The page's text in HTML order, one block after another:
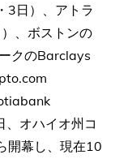
3日）、アトラ
、ボストンの
クのBarclays
オハイオ州コ
開幕し、現在10